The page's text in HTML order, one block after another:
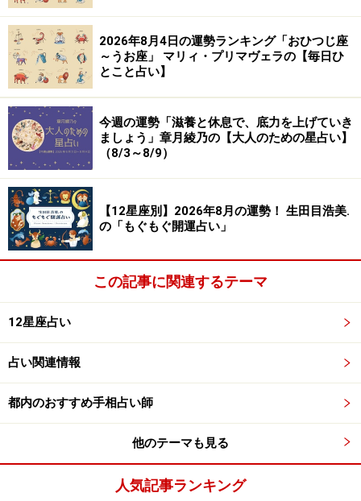
2026年8月4日の運勢ランキング「おひつじ座
～うお座」 マリィ・プリマヴェラの【毎日ひ
とこと占い】
今週の運勢「滋養と休息で、底力を上げていき
ましょう」章月綾乃の【大人のための星占い】
（8/3～8/9）
【12星座別】2026年8月の運勢！ 生田目浩美.
の「もぐもぐ開運占い」
この記事に関連するテーマ
12星座占い
占い関連情報
都内のおすすめ手相占い師
他のテーマも見る
人気記事ランキング